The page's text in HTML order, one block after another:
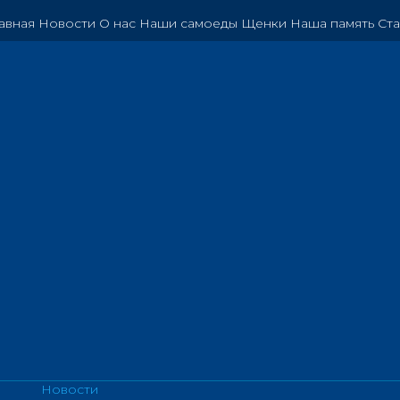
Новости О нас Наши самоеды Щенки Наша память
Новости